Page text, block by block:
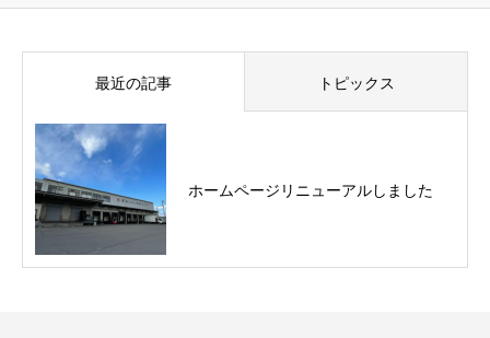
最近の記事 トピックス
ホームページリニューアルしました